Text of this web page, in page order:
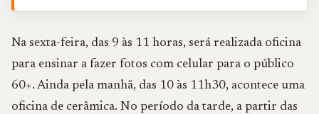
Na sexta-feira, das 9 às 11 horas, será realizada oficina
para ensinar a fazer fotos com celular para o público
60+. Ainda pela manhã, das 10 às 11h30, acontece uma
oficina de cerâmica. No período da tarde, a partir das